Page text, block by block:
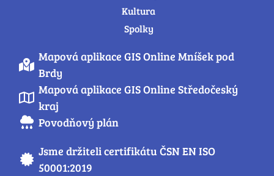
Kultura
Spolky
Mapová aplikace GIS Online Mníšek pod
Brdy
Mapová aplikace GIS Online Středočeský
kraj
Povodňový plán
Jsme držiteli certifikátu ČSN EN ISO
50001:2019